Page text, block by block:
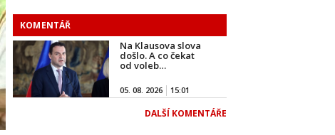
KOMENTÁŘ
Na Klausova slova
došlo. A co čekat
od voleb…
05. 08. 2026 15:01
DALŠÍ KOMENTÁŘE